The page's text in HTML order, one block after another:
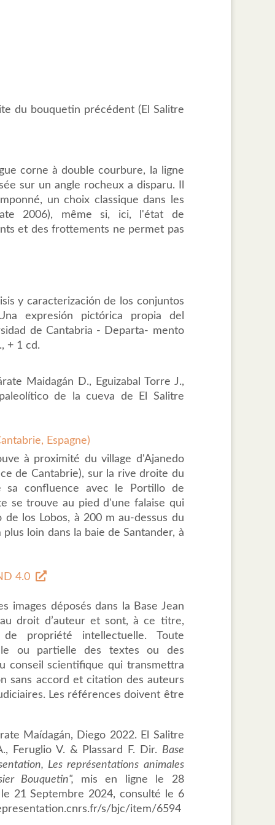
du bouquetin précédent (El Salitre
corne à double courbure, la ligne
sur un angle rocheux a disparu. Il
un choix classique dans les
2006), même si, ici, l'état de
et des frottements ne permet pas
y caracterización de los conjuntos
expresión pictórica propia del
de Cantabria - Departa- mento
+ 1 cd.
Maidagán D., Eguizabal Torre J.,
de la cueva de El Salitre
Espagne)
à proximité du village d'Ajanedo
de Cantabrie), sur la rive droite du
confluence avec le Portillo de
se trouve au pied d'une falaise qui
los Lobos, à 200 m au-dessus du
loin dans la baie de Santander, à
4.0
images déposés dans la Base Jean
droit d’auteur et sont, à ce titre,
propriété intellectuelle. Toute
ou partielle des textes ou des
conseil scientifique qui transmettra
sans accord et citation des auteurs
Les références doivent être
Maídagán, Diego 2022. El Salitre
Feruglio V. & Plassard F. Dir. Base
Les représentations animales
Bouquetin", mis en ligne le 28
21 Septembre 2024, consulté le 6
s/bjc/item/6594